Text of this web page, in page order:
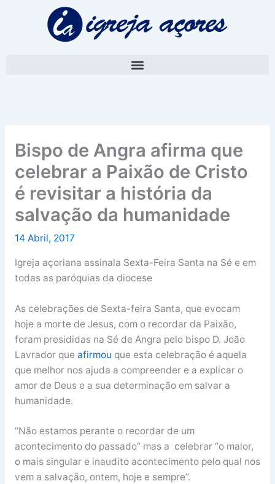
Bispo de Angra afirma que
celebrar a Paixão de Cristo
é revisitar a história da
salvação da humanidade
14 Abril, 2017
Igreja açoriana assinala Sexta-Feira Santa na Sé e em
todas as paróquias da diocese
As celebrações de Sexta-feira Santa, que evocam
hoje a morte de Jesus, com o recordar da Paixão,
foram presididas na Sé de Angra pelo bispo D. João
Lavrador que afirmou que esta celebração é aquela
que melhor nos ajuda a compreender e a explicar o
amor de Deus e a sua determinação em salvar a
humanidade.
“Não estamos perante o recordar de um
acontecimento do passado” mas a celebrar “o maior,
o mais singular e inaudito acontecimento pelo qual nos
vem a salvação, ontem, hoje e sempre”.